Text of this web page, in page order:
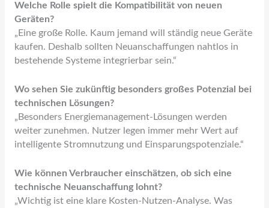
Welche Rolle spielt die Kompatibilität von neuen
Geräten?
„Eine große Rolle. Kaum jemand will ständig neue Geräte
kaufen. Deshalb sollten Neuanschaffungen nahtlos in
bestehende Systeme integrierbar sein.“
Wo sehen Sie zukünftig besonders großes Potenzial bei
technischen Lösungen?
„Besonders Energiemanagement-Lösungen werden
weiter zunehmen. Nutzer legen immer mehr Wert auf
intelligente Stromnutzung und Einsparungspotenziale.“
Wie können Verbraucher einschätzen, ob sich eine
technische Neuanschaffung lohnt?
„Wichtig ist eine klare Kosten-Nutzen-Analyse. Was